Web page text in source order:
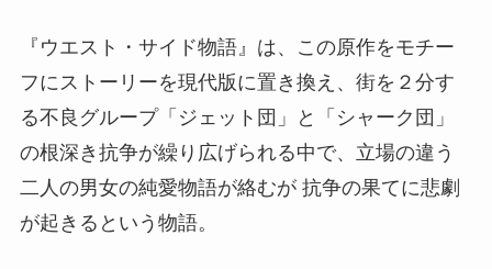
『ウエスト・サイド物語』は、この原作をモチー
フにストーリーを現代版に置き換え、街を２分す
る不良グループ「ジェット団」と「シャーク団」
の根深き抗争が繰り広げられる中で、立場の違う
二人の男女の純愛物語が絡むが 抗争の果てに悲劇
が起きるという物語。